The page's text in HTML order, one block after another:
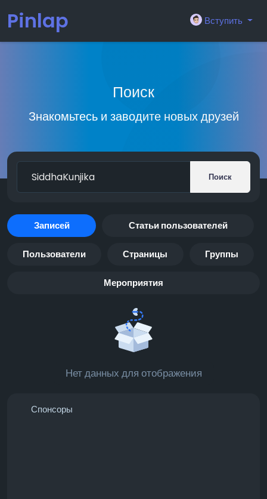
Pinlap Вступить
Поиск
Знакомьтесь и заводите новых друзей
Поиск
Записей Статьи пользователей
Пользователи Страницы Группы
Мероприятия
Нет данных для отображения
Спонсоры